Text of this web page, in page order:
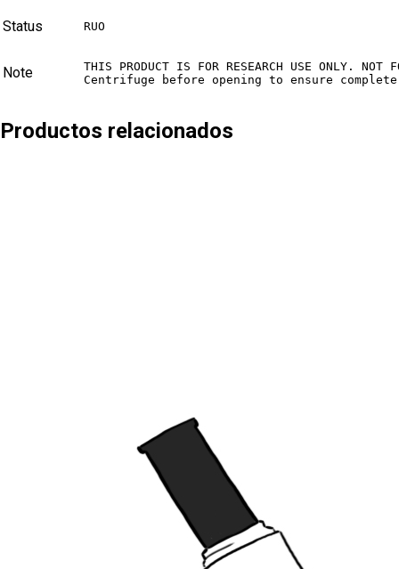
Status RUO
Note
THIS PRODUCT IS FOR RESEARCH USE ONLY. NOT
Centrifuge before opening to ensure
Productos relacionados